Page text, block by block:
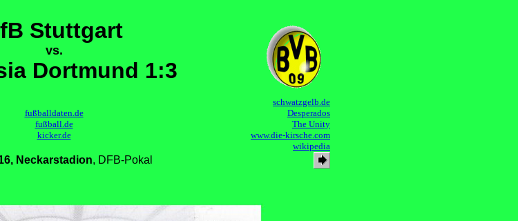
Stuttgart
vs.
Dortmund 1:3
fußballdaten.de
fußball.de
kicker.de
schwatzgelb.de
Desperados
The Unity
www.die-kirsche.com
wikipedia
Neckarstadion, DFB-Pokal